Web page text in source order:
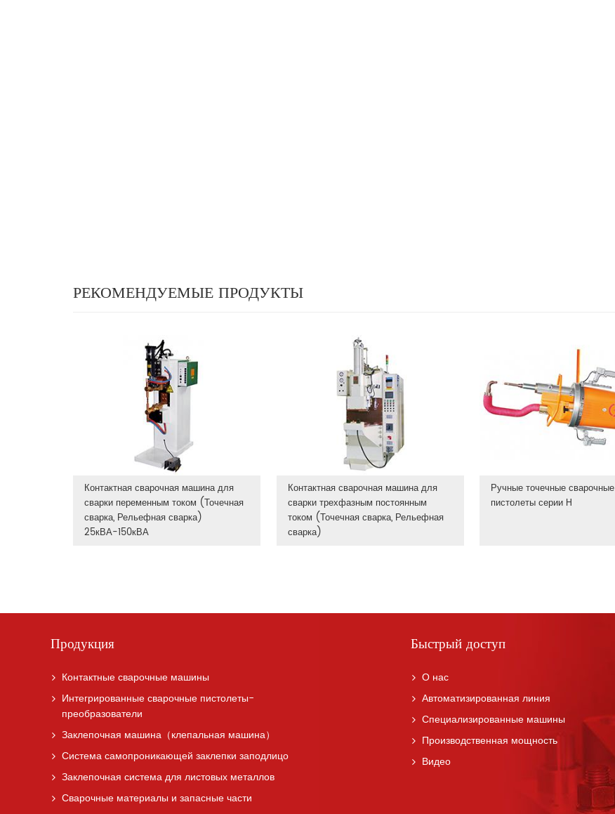
РЕКОМЕНДУЕМЫЕ ПРОДУКТЫ
Контактная сварочная машина для
сварки переменным током (Точечная
сварка, Рельефная сварка)
25кВА-150кВА
Контактная сварочная машина для
сварки трехфазным постоянным
током (Точечная сварка, Рельефная
сварка)
Ручные точечные сварочные
пистолеты серии H
Продукция
Контактные сварочные машины
Интегрированные сварочные пистолеты-
преобразователи
Заклепочная машина（клепальная машина）
Система самопроникающей заклепки заподлицо
Заклепочная система для листовых металлов
Сварочные материалы и запасные части
Быстрый доступ
О нас
Автоматизированная линия
Специализированные машины
Производственная мощность
Видео